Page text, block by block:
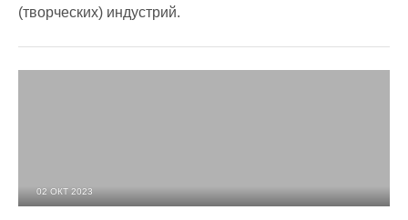
(творческих) индустрий.
02 ОКТ 2023